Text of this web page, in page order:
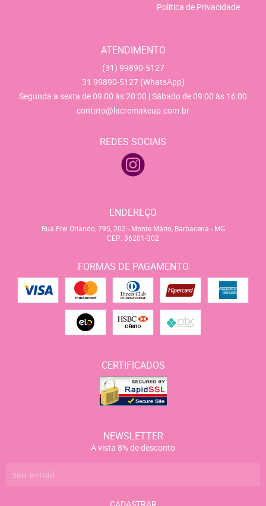
Política de Privacidade
ATENDIMENTO
(31) 99890-5127
31 99890-5127 (WhatsApp)
Segunda a sexta de 09:00 às 20:00 | Sábado de 09:00 às 16:00
contato@lacremakeup.com.br
REDES SOCIAIS
ENDEREÇO
Rua Frei Orlando, 795, 202 - Monte Mário, Barbacena - MG
CEP: 36201-302
FORMAS DE PAGAMENTO
CERTIFICADOS
NEWSLETTER
A vista 8% de desconto
CADASTRAR